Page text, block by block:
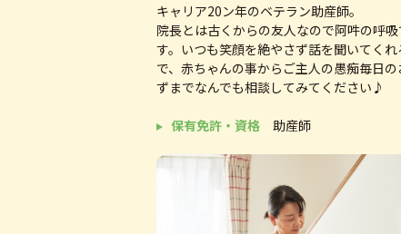
2020/3
北広島市産
2020/4
恵庭市産後
2020/8
パブリック
2021/2
2021/3
開院７周年
2021/6
里ちゃんレ
キャリア20ン年のベテラン助産師。
院長とは古くからの友人なので阿吽の呼吸
す。いつも笑顔を絶やさず話を聞いてくれ
で、赤ちゃんの事からご主人の愚痴毎日の
ずまでなんでも相談してみてください♪
保有免許・資格 助産師